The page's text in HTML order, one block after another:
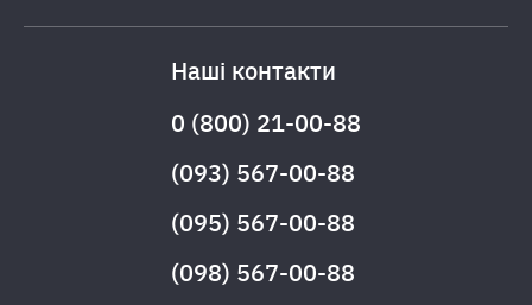
Наші контакти
0 (800) 21-00-88
(093) 567-00-88
(095) 567-00-88
(098) 567-00-88